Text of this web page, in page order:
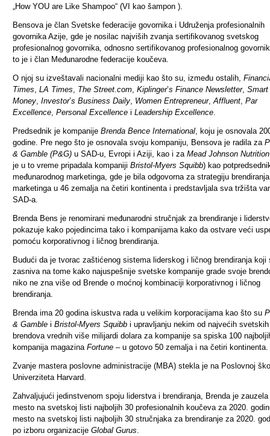
„How YOU are Like Shampoo“ (VI kao šampon ).
Bensova je član Svetske federacije govornika i Udruženja profesionalnih
govornika Azije, gde je nosilac najviših zvanja sertifikovanog svetskog
profesionalnog govornika, odnosno sertifikovanog profesionalnog
to je i član Međunarodne federacije koučeva.
O njoj su izveštavali nacionalni mediji kao što su, između ostalih,
Times, LA Times, The Street.com, Kiplinger’s Finance Newsletter, Smart
Money, Investor’s Business Daily, Women Entrepreneur,Affluent, Par
Excellence, Personal Excellence i Leadership Excellence.
Predsednik je kompanije Brenda Bence International, koju je osnovala
godine. Pre nego što je osnovala svoju kompaniju, Bensova je radila za
& Gamble (P&G) u SAD-u, Evropi i Aziji, kao i za Mead Johnson Nutrition
je u to vreme pripadala kompaniji Bristol-Myers Squibb) kao
međunarodnog marketinga, gde je bila odgovorna za strategiju
marketinga u 46 zemalja na četiri kontinenta i predstavljala sva tržišta
SAD-a.
Brenda Bens je renomirani međunarodni stručnjak za brendiranje i
pokazuje kako pojedincima tako i kompanijama kako da ostvare veći
pomoću korporativnog i ličnog brendiranja.
Budući da je tvorac zaštićenog sistema liderskog i ličnog brendiranja koji
zasniva na tome kako najuspešnije svetske kompanije grade svoje
niko ne zna više od Brende o moćnoj kombinaciji korporativnog i ličnog
brendiranja.
Brenda ima 20 godina iskustva rada u velikim korporacijama kao što su
& Gamble i Bristol-Myers Squibb i upravljanju nekim od najvećih svetskih
brendova vrednih više milijardi dolara za kompanije sa spiska 100
kompanija magazina Fortune – u gotovo 50 zemalja i na četiri kontinenta.
Zvanje mastera poslovne administracije (MBA) stekla je na Poslovnoj
Univerziteta Harvard.
Zahvaljujući jedinstvenom spoju liderstva i brendiranja, Brenda je zauzela
mesto na svetskoj listi najboljih 30 profesionalnih koučeva za 2020.
mesto na svetskoj listi najboljih 30 stručnjaka za brendiranje za 2020.
po izboru organizacije Global Gurus.